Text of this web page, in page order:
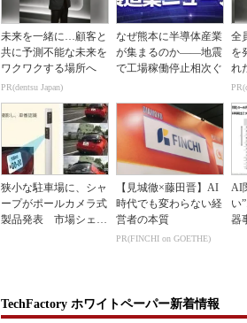
未来を一緒に…顧客と
共に予測不能な未来を
ワクワクする場所へ
PR(dentsu Japan)
なぜ熊本に半導体産業
が集まるのか――地震
で工場稼働停止相次ぐ
全
を
れ
狭小な駐車場に、シャ
ープがポールカメラ式
製品発表 市場シェア
【見城徹×藤田晋】AI
時代でも変わらない経
営者の本質
PR(FINCHI on GOETHE)
AI
い
器
TechFactory ホワイトペーパー新着情報